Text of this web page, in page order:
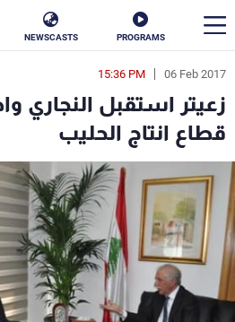
PROGRAMS
NEWSCASTS
06 Feb 2017
15:36 PM
زعيتر استقبل النجاري
قطاع انتاج الحليب
en
الأخبار
سياسة
إقتصاد فن
منوعات
كأس العالم